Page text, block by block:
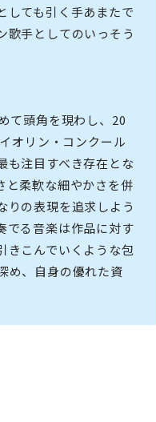
しても引く手あまたで
歌手としてのいっそう
て頭角を現わし、20
オリン・コンクール
も注目すべき存在とな
と柔軟な細やかさを併
りの表現を追求しよう
でる音楽は作品に対す
きこんでいくような包
め、自身の優れた資